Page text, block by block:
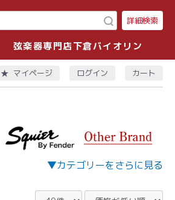
詳細検索
弦楽器専門店下倉バイオリン
マイページ ログイン カート
▼カテゴリーをさらに見る